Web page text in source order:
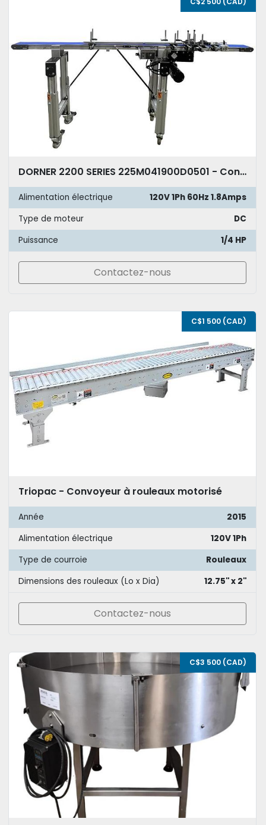
DORNER 2200 SERIES 225M041900D0501 - Convoyeur à tapis uréthane 93''
Alimentation électrique
120V 1Ph 60Hz 1.8Amps
Type de moteur
DC
Puissance
1/4 HP
Contactez-nous
C$1 500 (CAD)
Triopac - Convoyeur à rouleaux motorisé
Année
2015
Alimentation électrique
120V 1Ph
Type de courroie
Rouleaux
Dimensions des rouleaux (Lo x Dia)
12.75'' x 2''
Contactez-nous
C$3 500 (CAD)